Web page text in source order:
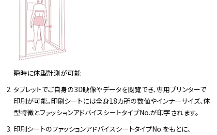
瞬時に体型計測が可能
タブレットでご自身の3D映像やデータを閲覧でき、専用プリンターで
印刷が可能。印刷シートには全身18カ所の数値やインナーサイズ、体
型特徴とファッションアドバイスシートタイプNo.が印字されます。
印刷シートのファッションアドバイスシートタイプNo.をもとに、